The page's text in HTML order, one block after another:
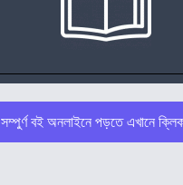
সম্পুর্ণ বই অনলাইনে পড়তে এখানে